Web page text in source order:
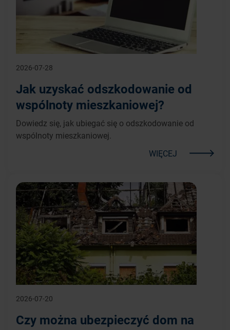
2026-07-28
Jak uzyskać odszkodowanie od
wspólnoty mieszkaniowej?
Dowiedz się, jak ubiegać się o odszkodowanie od
wspólnoty mieszkaniowej.
WIĘCEJ
2026-07-20
Czy można ubezpieczyć dom na